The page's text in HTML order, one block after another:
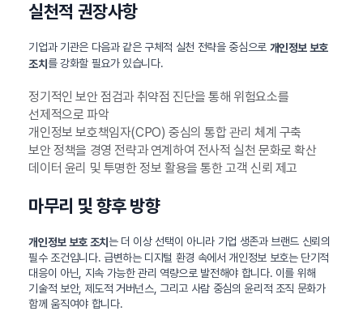
실천적 권장사항
기업과 기관은 다음과 같은 구체적 실천 전략을 중심으로 개인정보 보호
조치 를 강화할 필요가 있습니다.
정기적인 보안 점검과 취약점 진단을 통해 위험요소를
선제적으로 파악
개인정보 보호책임자(CPO) 중심의 통합 관리 체계 구축
보안 정책을 경영 전략과 연계하여 전사적 실천 문화로 확산
데이터 윤리 및 투명한 정보 활용을 통한 고객 신뢰 제고
마무리 및 향후 방향
개인정보 보호 조치는 더 이상 선택이 아니라 기업 생존과 브랜드 신뢰의
필수 조건입니다. 급변하는 디지털 환경 속에서 개인정보 보호는 단기적
대응이 아닌, 지속 가능한 관리 역량으로 발전해야 합니다. 이를 위해
기술적 보안, 제도적 거버넌스, 그리고 사람 중심의 윤리적 조직 문화가
함께 움직여야 합니다.